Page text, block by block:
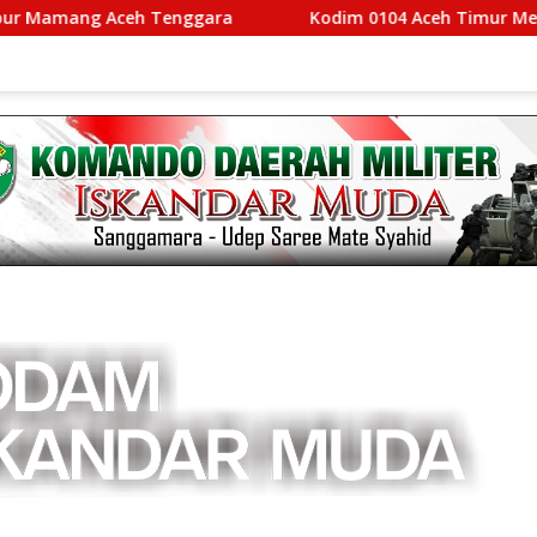
Aceh Tenggara Kodim 0104 Aceh Timur